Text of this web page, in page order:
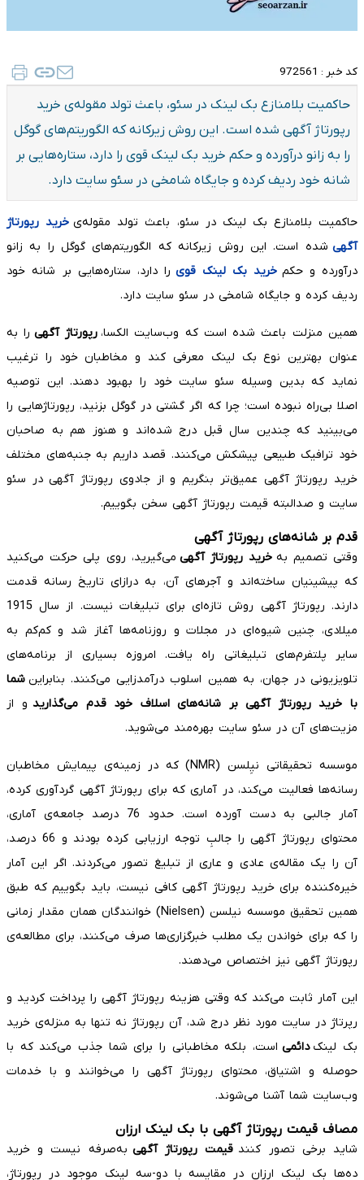
کد خبر : 972561
حاکمیت بلامنازع بک لینک در سئو، باعث تولد مقوله‌ی خرید
رپورتاژ آگهی شده است. این روش زیرکانه که الگوریتم‌های گوگل
را به زانو درآورده و حکم خرید بک لینک قوی را دارد، ستاره‌هایی بر
شانه خود ردیف کرده و جایگاه شامخی در سئو سایت دارد.
حاکمیت بلامنازع بک لینک در سئو، باعث تولد مقوله‌ی خرید رپورتاژ
آگهی شده است. این روش زیرکانه که الگوریتم‌های گوگل را به زانو
درآورده و حکم خرید بک لینک قوی را دارد، ستاره‌هایی بر شانه خود
ردیف کرده و جایگاه شامخی در سئو سایت دارد.
همین منزلت باعث شده است که وب‌سایت الکسا،رپورتاژ آگهی را به
عنوان بهترین نوع بک لینک معرفی کند و مخاطبان خود را ترغیب
نماید که بدین وسیله سئو سایت خود را بهبود دهند. این توصیه
اصلا بی‌راه نبوده است؛ چرا که اگر گشتی در گوگل بزنید، رپورتاژهایی را
می‌بینید که چندین سال قبل درج شده‌اند و هنوز هم به صاحبان
خود ترافیک طبیعی پیشکش می‌کنند. قصد داریم به جنبه‌های مختلف
خرید رپورتاژ آگهی عمیق‌تر بنگریم و از جادوی رپورتاژ آگهی در سئو
سایت و صدالبته قیمت رپورتاژ آگهی سخن بگوییم.
قدم بر شانه‌های رپورتاژ آگهی
وقتی تصمیم به خرید رپورتاژ آگهی می‌گیرید، روی پلی حرکت می‌کنید
که پیشینیان ساخته‌اند و آجرهای آن، به درازای تاریخ رسانه قدمت
دارند. رپورتاژ آگهی روش تازه‌ای برای تبلیغات نیست. از سال 1915
میلادی، چنین شیوه‌ای در مجلات و روزنامه‌ها آغاز شد و کم‌کم به
سایر پلتفرم‌های تبلیغاتی راه یافت. امروزه بسیاری از برنامه‌های
تلویزیونی در جهان، به همین اسلوب درآمدزایی می‌کنند. بنابراین شما
با خرید رپورتاژ آگهی بر شانه‌های اسلاف خود قدم می‌گذاریدو از
مزیت‌های آن در سئو سایت بهره‌مند می‌شوید.
موسسه تحقیقاتی نیِلسن (NMR) که در زمینه‌ی پیمایش مخاطبان
رسانه‌ها فعالیت می‌کند، در آماری که برای رپورتاژ آگهی گردآوری کرده،
آمار جالبی به دست آورده است. حدود 76 درصد جامعه‌ی آماری،
محتوای رپورتاژ آگهی را جالبِ توجه ارزیابی کرده بودند و 66 درصد،
آن را یک مقاله‌ی عادی و عاری از تبلیغ تصور می‌کردند. اگر این آمار
خیره‌کننده برای خرید رپورتاژ آگهی کافی نیست، باید بگوییم که طبق
همین تحقیق موسسه نیلسن (Nielsen) خوانندگان همان مقدار زمانی
را که برای خواندن یک مطلب خبرگزاری‌ها صرف می‌کنند، برای مطالعه‌ی
رپورتاژ آگهی نیز اختصاص می‌دهند.
این آمار ثابت می‌کند که وقتی هزینه رپورتاژ آگهی را پرداخت کردید و
رپرتاژ در سایت مورد نظر درج شد، آن رپورتاژ نه تنها به منزله‌ی خرید
بک لینکدائمی است، بلکه مخاطبانی را برای شما جذب می‌کند که با
حوصله و اشتیاق، محتوای رپورتاژ آگهی را می‌خوانند و با خدمات
وب‌سایت شما آشنا می‌شوند.
مصاف قیمت رپورتاژ آگهی با بک لینک ارزان
شاید برخی تصور کنند قیمت رپورتاژ آگهی به‌صرفه نیست و خرید
ده‌ها بک لینک ارزان در مقایسه با دو-سه لینک موجود در رپورتاژ،